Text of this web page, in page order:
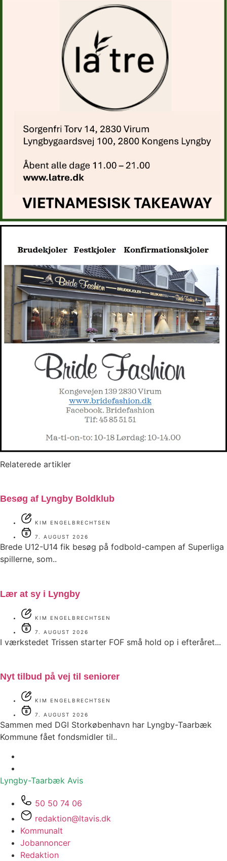
Relaterede artikler
Besøg af Lyngby Boldklub
KIM ENGELBRECHTSEN
7. AUGUST 2026
Brede U12-U14 fik besøg på fodbold-campen af Superliga
spillerne, som..
Lær at sy i Lyngby
KIM ENGELBRECHTSEN
7. AUGUST 2026
I værkstedet Trissen starter FOF små hold op i efteråret...
Nyt tilbud på vej til seniorer
KIM ENGELBRECHTSEN
7. AUGUST 2026
Sammen med DGI Storkøbenhavn har Lyngby-Taarbæk
Kommune fået fondsmidler til..
Lyngby-Taarbæk Avis
50 50 74 06
redaktion@ltavis.dk
Kommunalt
Jobannoncer
Redaktion